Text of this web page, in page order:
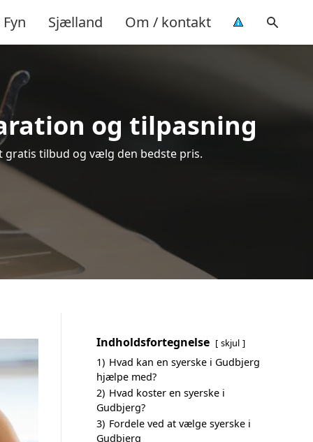
Fyn Sjælland Om / kontakt
og tilpasning
tilbud og vælg den bedste pris.
Indholdsfortegnelse skjul
1) Hvad kan en syerske i Gudbjerg
hjælpe med?
2) Hvad koster en syerske i
Gudbjerg?
3) Fordele ved at vælge syerske i
Gudbjerg